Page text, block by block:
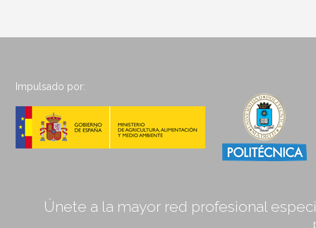
Impulsado por:
Únete a la mayor red profesional